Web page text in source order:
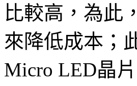
比較高，為此
來降低成本；
Micro LED晶